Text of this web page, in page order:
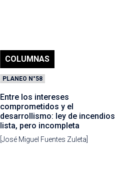
COLUMNAS
PLANEO N°58
Entre los intereses
comprometidos y el
desarrollismo: ley de incendios
lista, pero incompleta
[José Miguel Fuentes Zuleta]